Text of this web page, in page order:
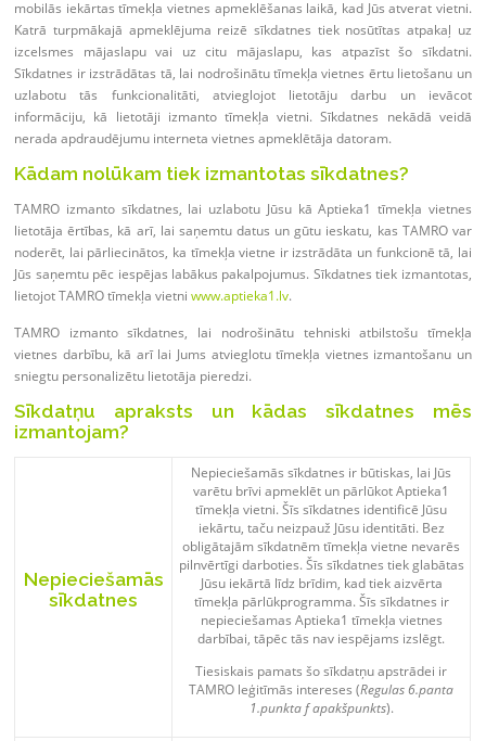
mobilās iekārtas tīmekļa vietnes apmeklēšanas laikā, kad Jūs atverat vietni.
Katrā turpmākajā apmeklējuma reizē sīkdatnes tiek nosūtītas atpakaļ uz
izcelsmes mājaslapu vai uz citu mājaslapu, kas atpazīst šo sīkdatni.
Sīkdatnes ir izstrādātas tā, lai nodrošinātu tīmekļa vietnes ērtu lietošanu un
uzlabotu tās funkcionalitāti, atvieglojot lietotāju darbu un ievācot
informāciju, kā lietotāji izmanto tīmekļa vietni. Sīkdatnes nekādā veidā
nerada apdraudējumu interneta vietnes apmeklētāja datoram.
Kādam nolūkam tiek izmantotas sīkdatnes?
TAMRO izmanto sīkdatnes, lai uzlabotu Jūsu kā Aptieka1 tīmekļa vietnes
lietotāja ērtības, kā arī, lai saņemtu datus un gūtu ieskatu, kas TAMRO var
noderēt, lai pārliecinātos, ka tīmekļa vietne ir izstrādāta un funkcionē tā, lai
Jūs saņemtu pēc iespējas labākus pakalpojumus. Sīkdatnes tiek izmantotas,
lietojot TAMRO tīmekļa vietniwww.aptieka1.lv.
TAMRO izmanto sīkdatnes, lai nodrošinātu tehniski atbilstošu tīmekļa
vietnes darbību, kā arī lai Jums atvieglotu tīmekļa vietnes izmantošanu un
sniegtu personalizētu lietotāja pieredzi.
Sīkdatņu apraksts un kādas sīkdatnes mēs
izmantojam?
Nepieciešamās
sīkdatnes
Nepieciešamās sīkdatnes ir būtiskas, lai Jūs
varētu brīvi apmeklēt un pārlūkot Aptieka1
tīmekļa vietni. Šīs sīkdatnes identificē Jūsu
iekārtu, taču neizpauž Jūsu identitāti. Bez
obligātajām sīkdatnēm tīmekļa vietne nevarēs
pilnvērtīgi darboties. Šīs sīkdatnes tiek glabātas
Jūsu iekārtā līdz brīdim, kad tiek aizvērta
tīmekļa pārlūkprogramma. Šīs sīkdatnes ir
nepieciešamas Aptieka1 tīmekļa vietnes
darbībai, tāpēc tās nav iespējams izslēgt.
Tiesiskais pamats šo sīkdatņu apstrādei ir
TAMRO leģitīmās intereses (Regulas 6.panta
1.punkta f apakšpunkts).